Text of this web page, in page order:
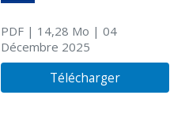
PDF| 14,28 Mo | 04
Décembre 2025
Télécharger